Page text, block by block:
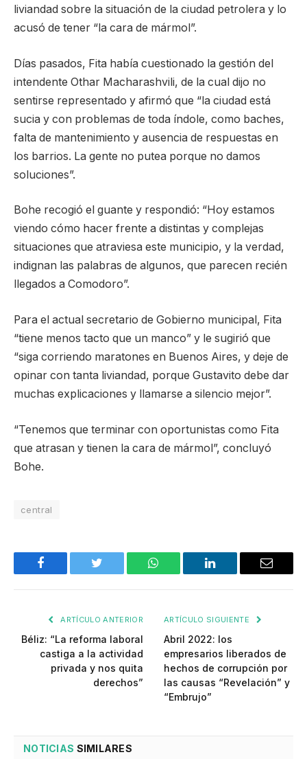
liviandad sobre la situación de la ciudad petrolera y lo
acusó de tener “la cara de mármol”.
Días pasados, Fita había cuestionado la gestión del
intendente Othar Macharashvili, de la cual dijo no
sentirse representado y afirmó que “la ciudad está
sucia y con problemas de toda índole, como baches,
falta de mantenimiento y ausencia de respuestas en
los barrios. La gente no putea porque no damos
soluciones”.
Bohe recogió el guante y respondió: “Hoy estamos
viendo cómo hacer frente a distintas y complejas
situaciones que atraviesa este municipio, y la verdad,
indignan las palabras de algunos, que parecen recién
llegados a Comodoro”.
Para el actual secretario de Gobierno municipal, Fita
“tiene menos tacto que un manco” y le sugirió que
“siga corriendo maratones en Buenos Aires, y deje de
opinar con tanta liviandad, porque Gustavito debe dar
muchas explicaciones y llamarse a silencio mejor”.
“Tenemos que terminar con oportunistas como Fita
que atrasan y tienen la cara de mármol”, concluyó
Bohe.
central
Facebook Twitter WhatsApp LinkedIn Email
ARTÍCULO ANTERIOR
Béliz: “La reforma laboral
castiga a la actividad
privada y nos quita
derechos”
ARTÍCULO SIGUIENTE
Abril 2022: los
empresarios liberados de
hechos de corrupción por
las causas “Revelación” y
“Embrujo”
NOTICIAS SIMILARES